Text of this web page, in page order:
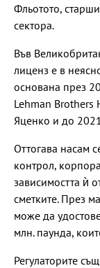
Фльотото,
сектора.
Във
лиценз е в
основана през
Lehman Brothers
Яценко и до
Оттогава насам
контрол,
зависимостта ѝ
сметките. През
може да
млн. паунда,
Регулаторите